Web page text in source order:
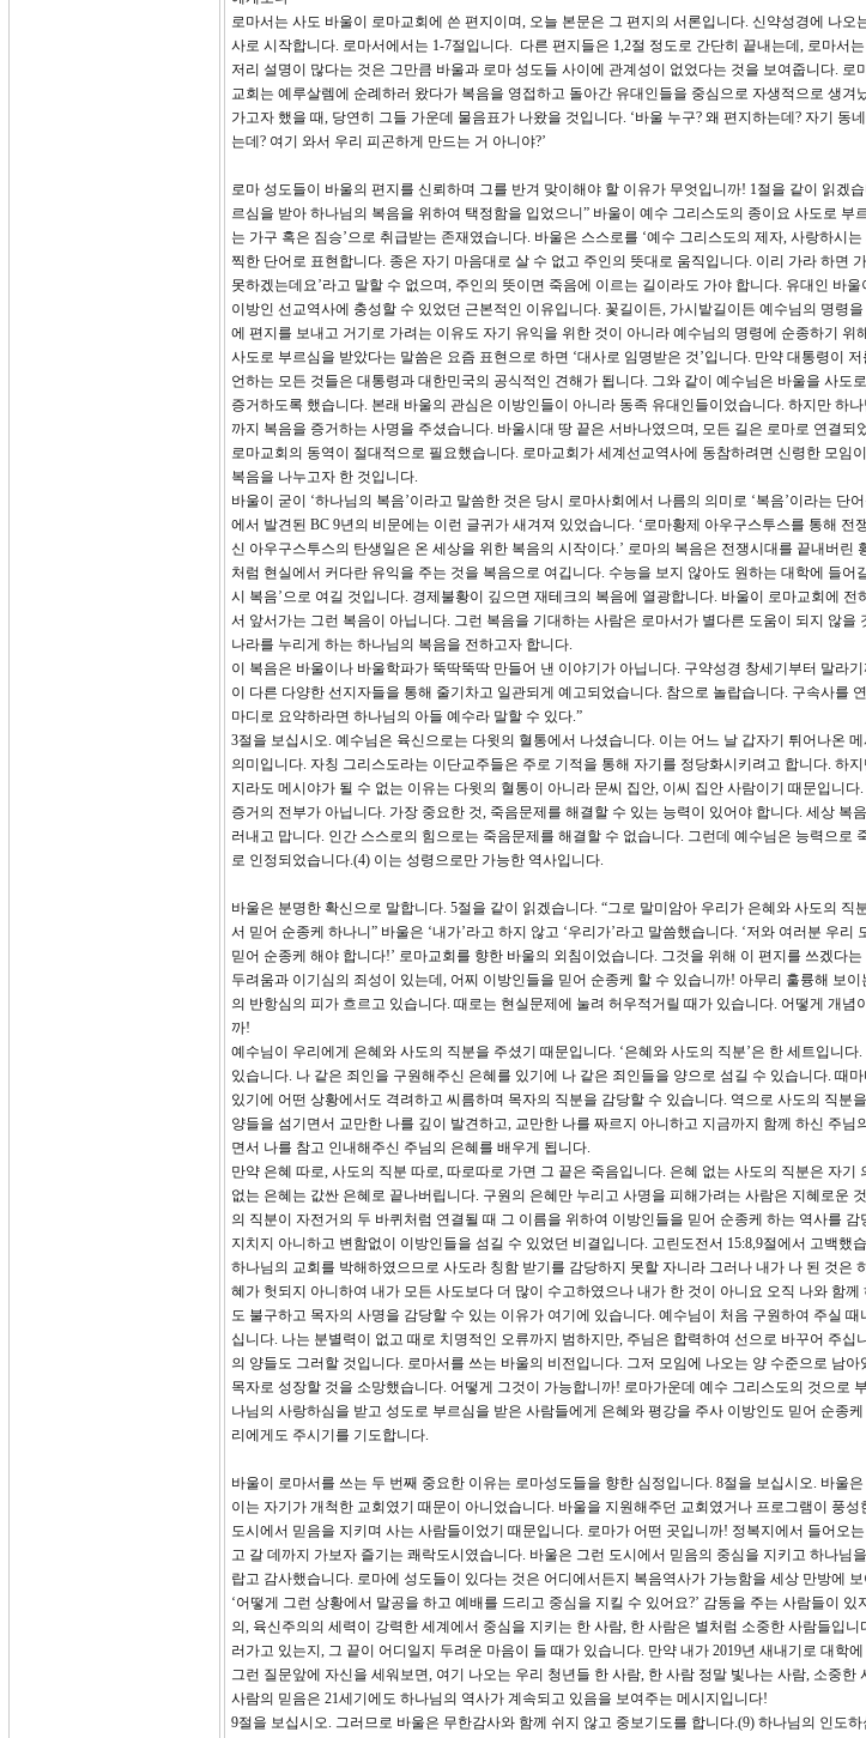
로마서는 사도 바울이 로마교회에 쓴 편지이며, 오늘 본문은 그 편지의 서론입니다. 신약성경에 나오
사로 시작합니다. 로마서에서는 1-7절입니다. 다른 편지들은 1,2절 정도로 간단히 끝내는데, 로마서
저리 설명이 많다는 것은 그만큼 바울과 로마 성도들 사이에 관계성이 없었다는 것을 보여줍니다.
교회는 예루살렘에 순례하러 왔다가 복음을 영접하고 돌아간 유대인들을 중심으로 자생적으로 생겨
가고자 했을 때, 당연히 그들 가운데 물음표가 나왔을 것입니다. ‘바울 누구? 왜 편지하는데? 자기 동
는데? 여기 와서 우리 피곤하게 만드는 거 아니야?’
로마 성도들이 바울의 편지를 신뢰하며 그를 반겨 맞이해야 할 이유가 무엇입니까! 1절을 같이 읽겠
르심을 받아 하나님의 복음을 위하여 택정함을 입었으니” 바울이 예수 그리스도의 종이요 사도로 부
는 가구 혹은 짐승’으로 취급받는 존재였습니다. 바울은 스스로를 ‘예수 그리스도의 제자, 사랑하시
찍한 단어로 표현합니다. 종은 자기 마음대로 살 수 없고 주인의 뜻대로 움직입니다. 이리 가라 하면
못하겠는데요’라고 말할 수 없으며, 주인의 뜻이면 죽음에 이르는 길이라도 가야 합니다. 유대인 바
이방인 선교역사에 충성할 수 있었던 근본적인 이유입니다. 꽃길이든, 가시밭길이든 예수님의 명령
에 편지를 보내고 거기로 가려는 이유도 자기 유익을 위한 것이 아니라 예수님의 명령에 순종하기 위
사도로 부르심을 받았다는 말씀은 요즘 표현으로 하면 ‘대사로 임명받은 것’입니다. 만약 대통령이
언하는 모든 것들은 대통령과 대한민국의 공식적인 견해가 됩니다. 그와 같이 예수님은 바울을 사도
증거하도록 했습니다. 본래 바울의 관심은 이방인들이 아니라 동족 유대인들이었습니다. 하지만 하
까지 복음을 증거하는 사명을 주셨습니다. 바울시대 땅 끝은 서바나였으며, 모든 길은 로마로 연결되
로마교회의 동역이 절대적으로 필요했습니다. 로마교회가 세계선교역사에 동참하려면 신령한 모임
복음을 나누고자 한 것입니다.
바울이 굳이 ‘하나님의 복음’이라고 말씀한 것은 당시 로마사회에서 나름의 의미로 ‘복음’이라는 단
에서 발견된 BC 9년의 비문에는 이런 글귀가 새겨져 있었습니다. ‘로마황제 아우구스투스를 통해 전
신 아우구스투스의 탄생일은 온 세상을 위한 복음의 시작이다.’ 로마의 복음은 전쟁시대를 끝내버린
처럼 현실에서 커다란 유익을 주는 것을 복음으로 여깁니다. 수능을 보지 않아도 원하는 대학에 들어
시 복음’으로 여길 것입니다. 경제불황이 깊으면 재테크의 복음에 열광합니다. 바울이 로마교회에 전
서 앞서가는 그런 복음이 아닙니다. 그런 복음을 기대하는 사람은 로마서가 별다른 도움이 되지 않을
나라를 누리게 하는 하나님의 복음을 전하고자 합니다.
이 복음은 바울이나 바울학파가 뚝딱뚝딱 만들어 낸 이야기가 아닙니다. 구약성경 창세기부터 말라
이 다른 다양한 선지자들을 통해 줄기차고 일관되게 예고되었습니다. 참으로 놀랍습니다. 구속사를
마디로 요약하라면 하나님의 아들 예수라 말할 수 있다.”
3절을 보십시오. 예수님은 육신으로는 다윗의 혈통에서 나셨습니다. 이는 어느 날 갑자기 튀어나온
의미입니다. 자칭 그리스도라는 이단교주들은 주로 기적을 통해 자기를 정당화시키려고 합니다. 하
지라도 메시야가 될 수 없는 이유는 다윗의 혈통이 아니라 문씨 집안, 이씨 집안 사람이기 때문입니
증거의 전부가 아닙니다. 가장 중요한 것, 죽음문제를 해결할 수 있는 능력이 있어야 합니다. 세상 복
러내고 맙니다. 인간 스스로의 힘으로는 죽음문제를 해결할 수 없습니다. 그런데 예수님은 능력으로
로 인정되었습니다.(4) 이는 성령으로만 가능한 역사입니다.
바울은 분명한 확신으로 말합니다. 5절을 같이 읽겠습니다. “그로 말미암아 우리가 은혜와 사도의 직
서 믿어 순종케 하나니” 바울은 ‘내가’라고 하지 않고 ‘우리가’라고 말씀했습니다. ‘저와 여러분 우
믿어 순종케 해야 합니다!’ 로마교회를 향한 바울의 외침이었습니다. 그것을 위해 이 편지를 쓰겠다
두려움과 이기심의 죄성이 있는데, 어찌 이방인들을 믿어 순종케 할 수 있습니까! 아무리 훌륭해 보
의 반항심의 피가 흐르고 있습니다. 때로는 현실문제에 눌려 허우적거릴 때가 있습니다. 어떻게 개념
까!
예수님이 우리에게 은혜와 사도의 직분을 주셨기 때문입니다. ‘은혜와 사도의 직분’은 한 세트입니
있습니다. 나 같은 죄인을 구원해주신 은혜를 있기에 나 같은 죄인들을 양으로 섬길 수 있습니다. 때
있기에 어떤 상황에서도 격려하고 씨름하며 목자의 직분을 감당할 수 있습니다. 역으로 사도의 직분
양들을 섬기면서 교만한 나를 깊이 발견하고, 교만한 나를 짜르지 아니하고 지금까지 함께 하신 주님
면서 나를 참고 인내해주신 주님의 은혜를 배우게 됩니다.
만약 은혜 따로, 사도의 직분 따로, 따로따로 가면 그 끝은 죽음입니다. 은혜 없는 사도의 직분은 자기
없는 은혜는 값싼 은혜로 끝나버립니다. 구원의 은혜만 누리고 사명을 피해가려는 사람은 지혜로운
의 직분이 자전거의 두 바퀴처럼 연결될 때 그 이름을 위하여 이방인들을 믿어 순종케 하는 역사를
지치지 아니하고 변함없이 이방인들을 섬길 수 있었던 비결입니다. 고린도전서 15:8,9절에서 고백했
하나님의 교회를 박해하였으므로 사도라 칭함 받기를 감당하지 못할 자니라 그러나 내가 나 된 것은
혜가 헛되지 아니하여 내가 모든 사도보다 더 많이 수고하였으나 내가 한 것이 아니요 오직 나와 함께
도 불구하고 목자의 사명을 감당할 수 있는 이유가 여기에 있습니다. 예수님이 처음 구원하여 주실
십니다. 나는 분별력이 없고 때로 치명적인 오류까지 범하지만, 주님은 합력하여 선으로 바꾸어 주십
의 양들도 그러할 것입니다. 로마서를 쓰는 바울의 비전입니다. 그저 모임에 나오는 양 수준으로 남
목자로 성장할 것을 소망했습니다. 어떻게 그것이 가능합니까! 로마가운데 예수 그리스도의 것으로
나님의 사랑하심을 받고 성도로 부르심을 받은 사람들에게 은혜와 평강을 주사 이방인도 믿어 순종
리에게도 주시기를 기도합니다.
바울이 로마서를 쓰는 두 번째 중요한 이유는 로마성도들을 향한 심정입니다. 8절을 보십시오. 바울
이는 자기가 개척한 교회였기 때문이 아니었습니다. 바울을 지원해주던 교회였거나 프로그램이 풍
도시에서 믿음을 지키며 사는 사람들이었기 때문입니다. 로마가 어떤 곳입니까! 정복지에서 들어오
고 갈 데까지 가보자 즐기는 쾌락도시였습니다. 바울은 그런 도시에서 믿음의 중심을 지키고 하나님
랍고 감사했습니다. 로마에 성도들이 있다는 것은 어디에서든지 복음역사가 가능함을 세상 만방에
‘어떻게 그런 상황에서 말공을 하고 예배를 드리고 중심을 지킬 수 있어요?’ 감동을 주는 사람들이
의, 육신주의의 세력이 강력한 세계에서 중심을 지키는 한 사람, 한 사람은 별처럼 소중한 사람들입
러가고 있는지, 그 끝이 어디일지 두려운 마음이 들 때가 있습니다. 만약 내가 2019년 새내기로 대학
그런 질문앞에 자신을 세워보면, 여기 나오는 우리 청년들 한 사람, 한 사람 정말 빛나는 사람, 소중
사람의 믿음은 21세기에도 하나님의 역사가 계속되고 있음을 보여주는 메시지입니다!
9절을 보십시오. 그러므로 바울은 무한감사와 함께 쉬지 않고 중보기도를 합니다.(9) 하나님의 인도